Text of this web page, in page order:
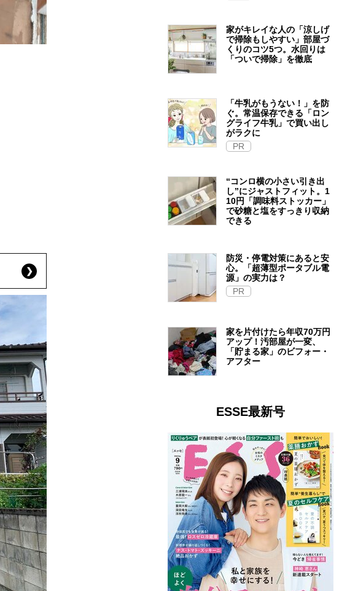
家がキレイな人の「涼しげ
で掃除もしやすい」部屋づ
くりのコツ5つ。水回りは
「ついで掃除」を徹底
「牛乳がもうない！」を防
ぐ。常温保存できる「ロン
グライフ牛乳」で買い出し
がラクに
PR
“コンロ横の小さい引き出
し”にジャストフィット。1
10円「調味料ストッカー」
で砂糖と塩をすっきり収納
できる
防災・停電対策にあると安
心。「超薄型ポータブル電
源」の実力は？​
PR
家を片付けたら年収70万円
アップ！汚部屋が一変、
「貯まる家」のビフォー・
アフター
ESSE最新号